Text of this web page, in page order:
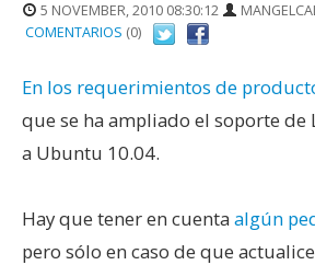
5 NOVEMBER, 2010 08:30:12
COMENTARIOS (0)
En los requerimientos de
que se ha ampliado el soporte de
a Ubuntu 10.04.
Hay que tener en cuenta algún
pero sólo en caso de que